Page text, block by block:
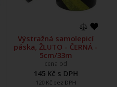
Výstražná samolepicí
páska, ŽLUTO - ČERNÁ -
5cm/33m
cena od
145 Kč s DPH
120 Kč bez DPH